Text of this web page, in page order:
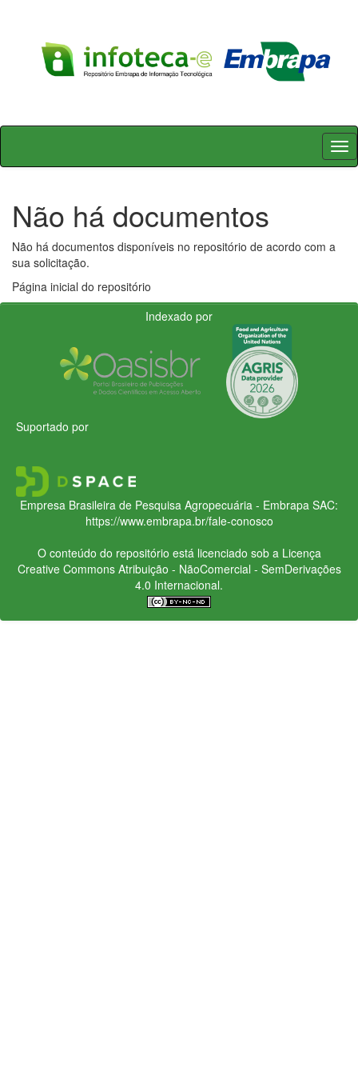
Skip
Não há documentos
Não há documentos disponíveis no repositório de acordo com a
sua solicitação.
Página inicial do repositório
Indexado por
Suportado por
Empresa Brasileira de Pesquisa Agropecuária - Embrapa SAC:
https://www.embrapa.br/fale-conosco
O conteúdo do repositório está licenciado sob a Licença
Creative CommonsAtribuição - NãoComercial - SemDerivações
4.0 Internacional.